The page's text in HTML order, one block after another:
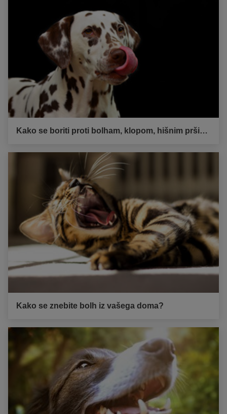
Kako se boriti proti bolham, klopom, hišnim pršicam, komarjem in drugim letečim insektom?
Kako se znebite bolh iz vašega doma?